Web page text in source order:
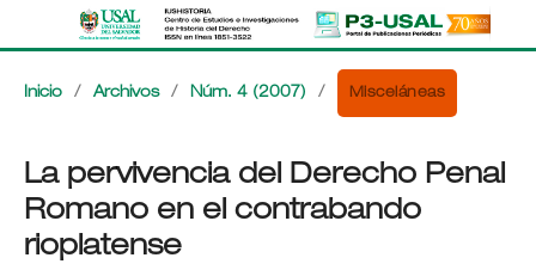
Inicio / Archivos / Núm. 4 (2007) / Misceláneas
La pervivencia del Derecho Penal
Romano en el contrabando
rioplatense